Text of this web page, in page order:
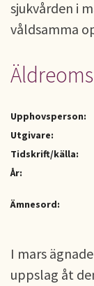
sjukvården i
våldsamma
Upphovsperson:
Utgivare:
Tidskrift/källa:
År:
Ämnesord:
I mars
uppslag åt